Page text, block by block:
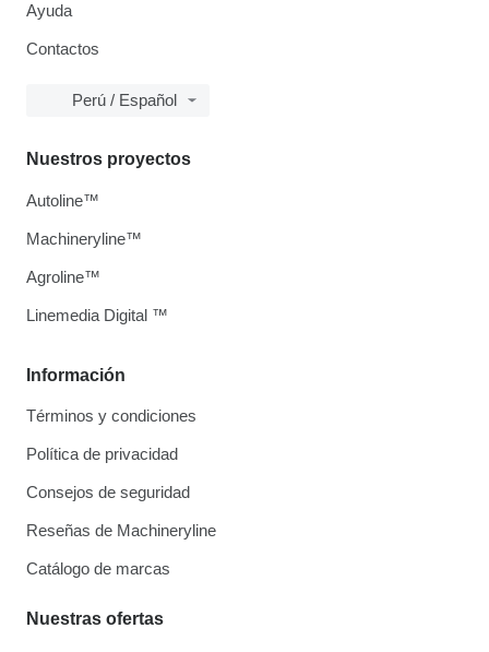
Ayuda
Contactos
Perú / Español
Información
Términos y condiciones
Política de privacidad
Consejos de seguridad
Reseñas de Machineryline
Catálogo de marcas
Nuestras ofertas
Nuestros proyectos
Autoline™
Machineryline™
Agroline™
Linemedia Digital ™